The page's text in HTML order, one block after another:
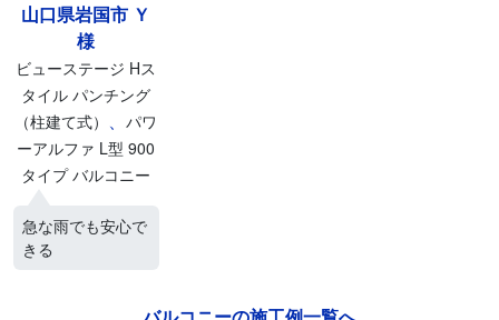
山口県岩国市 Ｙ
様
ビューステージ Hス
タイル パンチング
（柱建て式） 、パワ
ーアルファ L型 900
タイプ バルコニー
急な雨でも安心で
きる